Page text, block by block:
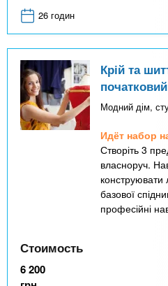
26 годин
Крій та
Модний дім,
Идёт набор
Створіть 3
власноруч.
конструювати
базової
професійні
Стоимость
6 200